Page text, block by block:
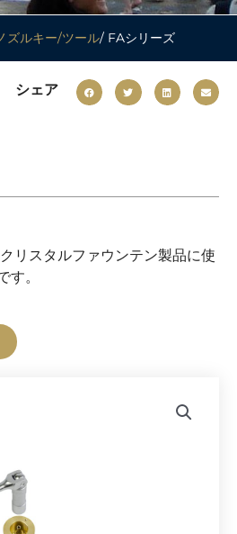
ズルキー/ツール/ FAシリーズ
シェア
リスタルファウンテン製品に使
す。